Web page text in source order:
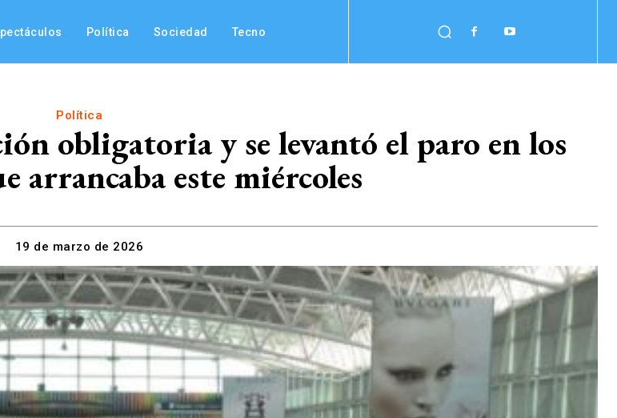
Política Sociedad Tecno
Política
obligatoria y se levantó el paro en los
arrancaba este miércoles
19 de marzo de 2026